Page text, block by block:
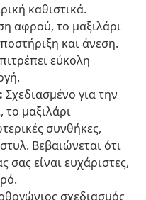
καθιστικά.
αφρού, το μαξιλάρι
και άνεση.
εύκολη
Σχεδιασμένο για την
το μαξιλάρι
συνθήκες,
Βεβαιώνεται ότι
σας είναι ευχάριστες,
σχεδιασμός